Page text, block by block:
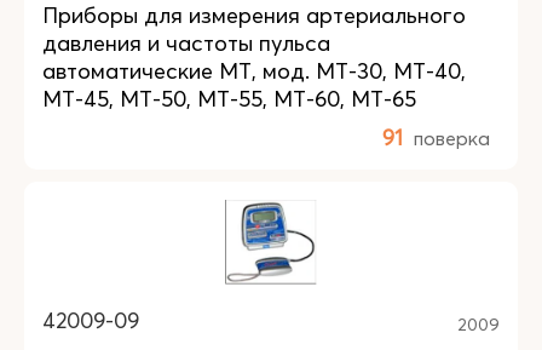
Приборы для измерения артериального
давления и частоты пульса
автоматические МТ, мод. МТ-30, МТ-40,
МТ-45, МТ-50, МТ-55, МТ-60, МТ-65
91 поверка
42009-09 2009